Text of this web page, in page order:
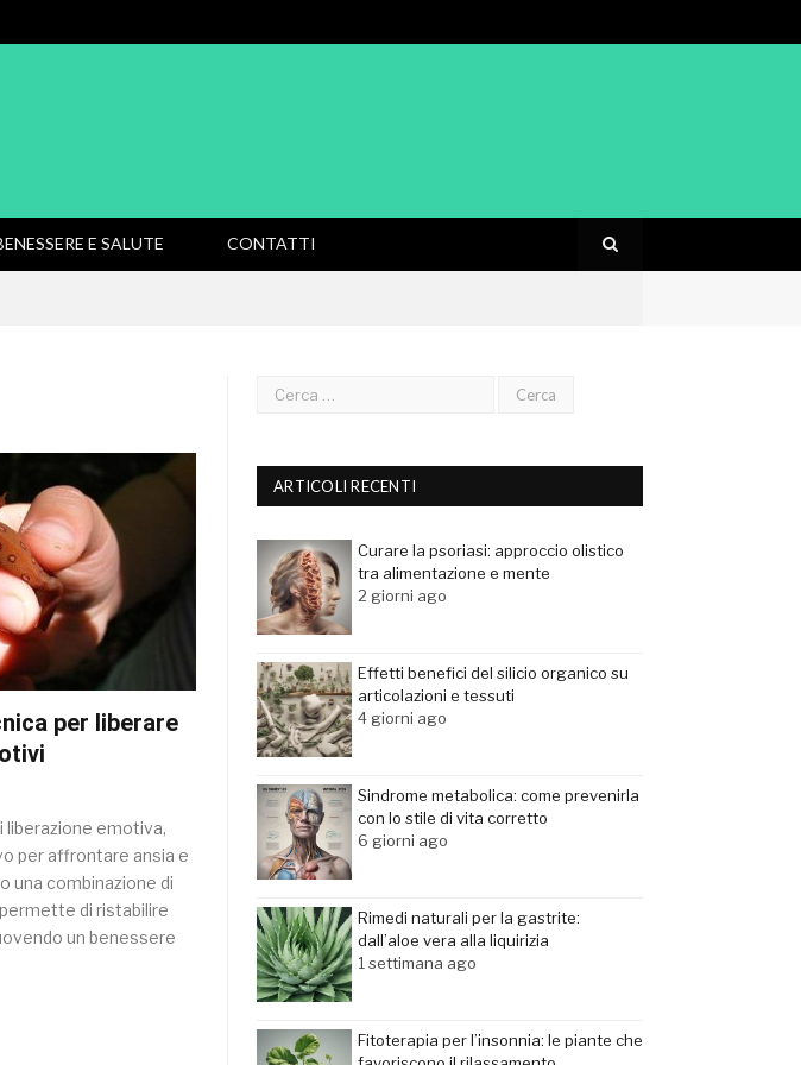
E SALUTE CONTATTI
per liberare
liberazione emotiva,
per affrontare ansia e
una combinazione di
di ristabilire
un benessere
ARTICOLI RECENTI
Curare la psoriasi: approccio olistico
tra alimentazione e mente
2 giorni ago
Effetti benefici del silicio organico su
articolazioni e tessuti
4 giorni ago
Sindrome metabolica: come prevenirla
con lo stile di vita corretto
6 giorni ago
Rimedi naturali per la gastrite:
dall’aloe vera alla liquirizia
1 settimana ago
Fitoterapia per l’insonnia: le piante che